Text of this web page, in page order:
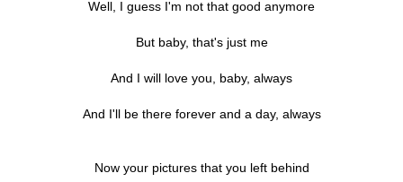
Well, I guess I'm not that good anymore
But baby, that's just me
And I will love you, baby, always
And I'll be there forever and a day, always
Now your pictures that you left behind